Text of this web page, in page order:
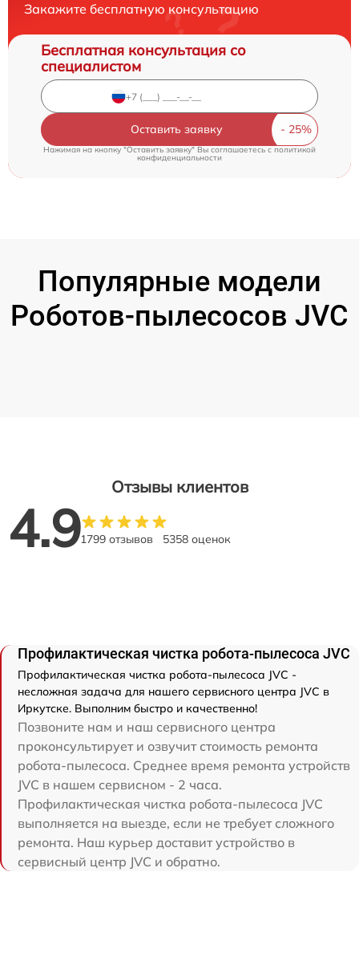
Закажите бесплатную консультацию
Бесплатная консультация со
специалистом
Оставить заявку
Нажимая на кнопку "Оставить заявку" Вы соглашаетесь cполитикой
конфиденциальности
Популярные модели
Роботов-пылесосов JVC
Отзывы клиентов
4.91799 отзывов 5358 оценок
Профилактическая чистка робота-пылесоса JVC
Профилактическая чистка робота-пылесоса JVC -
несложная задача для нашего сервисного центра JVC в
Иркутске. Выполним быстро и качественно!
Позвоните нам и наш сервисного центра
проконсультирует и озвучит стоимость ремонта
робота-пылесоса. Среднее время ремонта устройств
JVC в нашем сервисном - 2 часа.
Профилактическая чистка робота-пылесоса JVC
выполняется на выезде, если не требует сложного
ремонта. Наш курьер доставит устройство в
сервисный центр JVC и обратно.